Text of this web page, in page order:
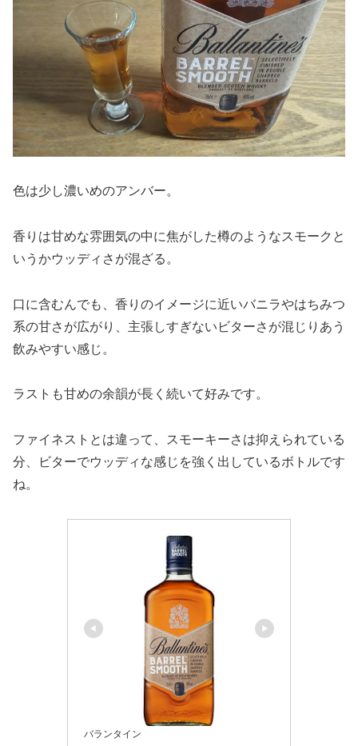
色は少し濃いめのアンバー。
香りは甘めな雰囲気の中に焦がした樽のようなスモークと
いうかウッディさが混ざる。
口に含むんでも、香りのイメージに近いバニラやはちみつ
系の甘さが広がり、主張しすぎないビターさが混じりあう
飲みやすい感じ。
ラストも甘めの余韻が長く続いて好みです。
ファイネストとは違って、スモーキーさは抑えられている
分、ビターでウッディな感じを強く出しているボトルです
ね。
バランタイン